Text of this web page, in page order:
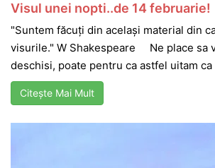
Visul unei nopti..de 14 februarie!
"Suntem făcuţi din acelaşi material din
visurile." W Shakespeare Ne place sa
deschisi, poate pentru ca astfel uitam
Citește Mai Mult